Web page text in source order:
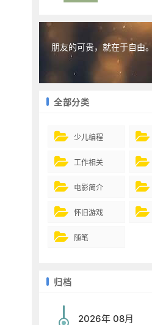
朋友的可贵，就在于自由。
全部分类
少儿编程
工作相关
电影简介
怀旧游戏
随笔
归档
2026年 08月